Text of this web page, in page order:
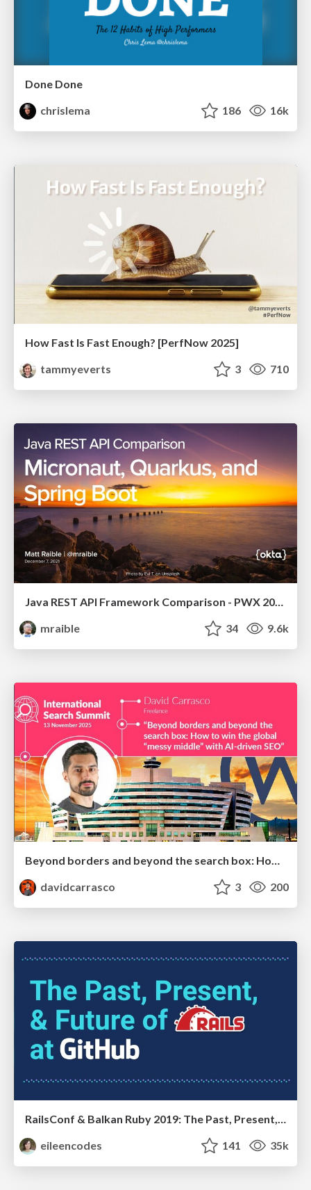
Done Done
chrislema
186 16k
How Fast Is Fast Enough? [PerfNow 2025]
tammyeverts
3 710
mraible
34 9.6k
Beyond borders and beyond the search box: How to win the global "messy middle" with AI-driven SEO
davidcarrasco
3 200
RailsConf & Balkan Ruby 2019: The Past, Present, and Future of Rails at GitHub
eileencodes
141 35k